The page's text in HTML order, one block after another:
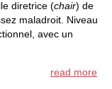
diretrice (chair) de
maladroit. Niveau
avec un
read more